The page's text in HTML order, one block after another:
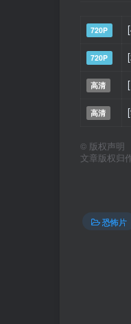
720P
720P
高清
高清
© 版权声明
文章版权归
恐怖片